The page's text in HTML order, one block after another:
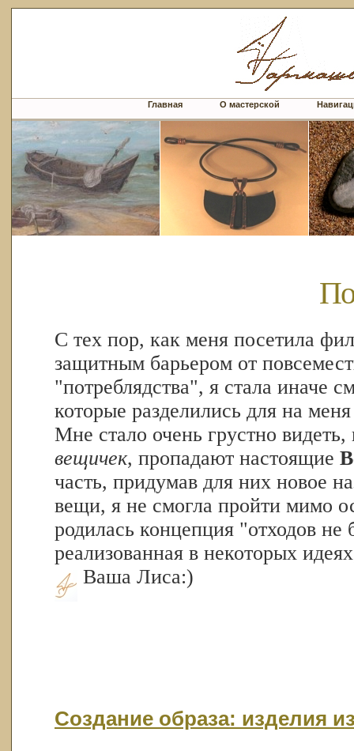
Главная О мастерской
С тех пор, как меня посетила
защитным барьером от
"потреблядства", я стала иначе
которые разделились для на
Мне стало очень грустно
вещичек, пропадают настоящие
часть, придумав для них новое
вещи, я не смогла пройти мимо
родилась концепция "отходов
реализованная в некоторых
Ваша Лиса:)
Создание образа: изделия